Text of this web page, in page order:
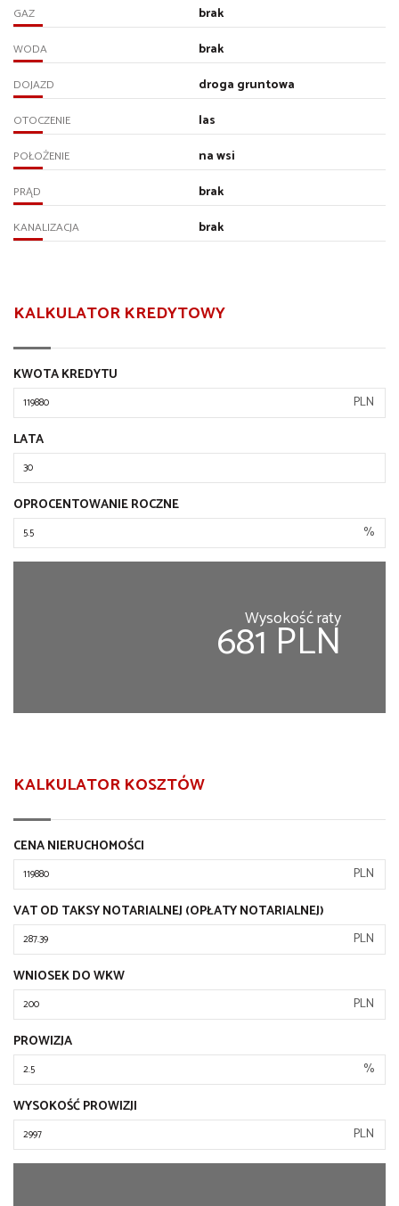
GAZ brak
WODA brak
DOJAZD droga gruntowa
OTOCZENIE las
POŁOŻENIE na wsi
PRĄD brak
KANALIZACJA brak
KALKULATOR KREDYTOWY
KWOTA KREDYTU
PLN
LATA
OPROCENTOWANIE ROCZNE
%
Wysokość raty
681 PLN
KALKULATOR KOSZTÓW
CENA NIERUCHOMOŚCI
PLN
VAT OD TAKSY NOTARIALNEJ (OPŁATY NOTARIALNEJ)
PLN
WNIOSEK DO WKW
PLN
PROWIZJA
%
WYSOKOŚĆ PROWIZJI
PLN